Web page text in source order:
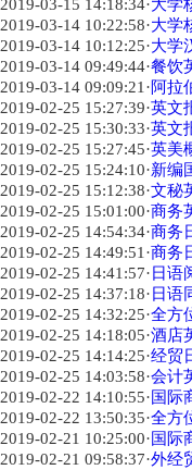
2019-03-15 14:18:34·大学
2019-03-14 10:22:58·大学
2019-03-14 10:12:25·大学
2019-03-14 09:49:44·餐饮
2019-03-14 09:09:21 ·阿拉
2019-02-25 15:27:39·英文
2019-02-25 15:30:33·英文
2019-02-25 15:27:45·英美
2019-02-25 15:24:10·新编
2019-02-25 15:12:38·文秘
2019-02-25 15:01:00·商务
2019-02-25 14:54:34·商务
2019-02-25 14:49:51 ·商务
2019-02-25 14:41:57· 日语
2019-02-25 14:37:18· 日语
2019-02-25 14:32:25·全方
2019-02-25 14:18:05·酒店
2019-02-25 14:14:25·经贸
2019-02-25 14:03:58·会计
2019-02-22 14:10:55· 国际
2019-02-22 13:50:35·全方
2019-02-21 10:25:00· 国际
2019-02-21 09:58:37·外经